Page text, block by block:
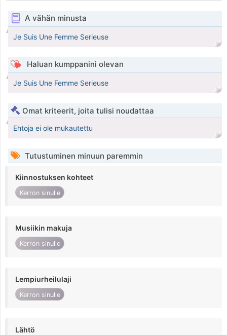
A vähän minusta
Je Suis Une Femme Serieuse
Haluan kumppanini olevan
Je Suis Une Femme Serieuse
Omat kriteerit, joita tulisi noudattaa
Ehtoja ei ole mukautettu
Tutustuminen minuun paremmin
Kiinnostuksen kohteet
Kerron sinulle
Musiikin makuja
Kerron sinulle
Lempiurheilulaji
Kerron sinulle
Lähtö